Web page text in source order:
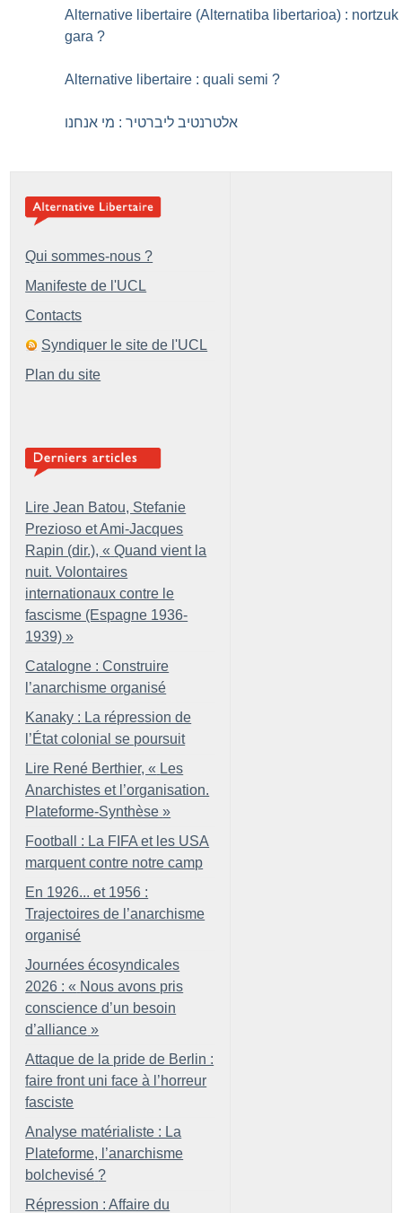
Alternative libertaire (Alternatiba libertarioa) : nortzuk
gara ?
Alternative libertaire : quali semi ?
אלטרנטיב ליברטיר : מי אנחנו
Qui sommes-nous ?
Manifeste de l'UCL
Contacts
Syndiquer le site de l'UCL
Plan du site
Lire Jean Batou, Stefanie
Prezioso et Ami-Jacques
Rapin (dir.), « Quand vient la
nuit. Volontaires
internationaux contre le
fascisme (Espagne 1936-
1939) »
Catalogne : Construire
l’anarchisme organisé
Kanaky : La répression de
l’État colonial se poursuit
Lire René Berthier, « Les
Anarchistes et l’organisation.
Plateforme-Synthèse »
Football : La FIFA et les USA
marquent contre notre camp
En 1926... et 1956 :
Trajectoires de l’anarchisme
organisé
Journées écosyndicales
2026 : « Nous avons pris
conscience d’un besoin
d’alliance »
Attaque de la pride de Berlin :
faire front uni face à l’horreur
fasciste
Analyse matérialiste : La
Plateforme, l’anarchisme
bolchevisé ?
Répression : Affaire du